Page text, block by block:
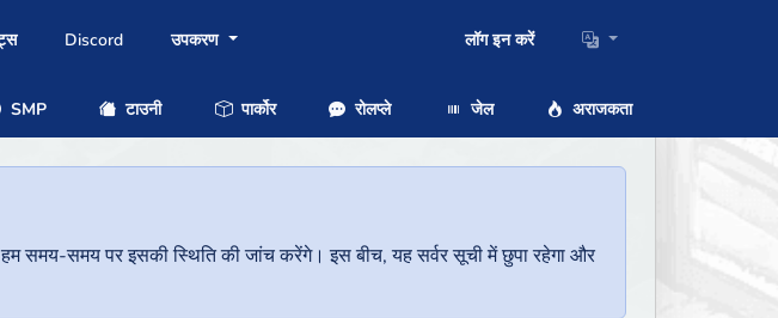
Discord उपकरण लॉग इन करें
SMP टाउनी पार्कोर रोलप्ले जेल अराजकता
समय-समय पर इसकी स्थिति की जांच करेंगे। इस बीच, यह सर्वर सूची में छुपा रहेगा और